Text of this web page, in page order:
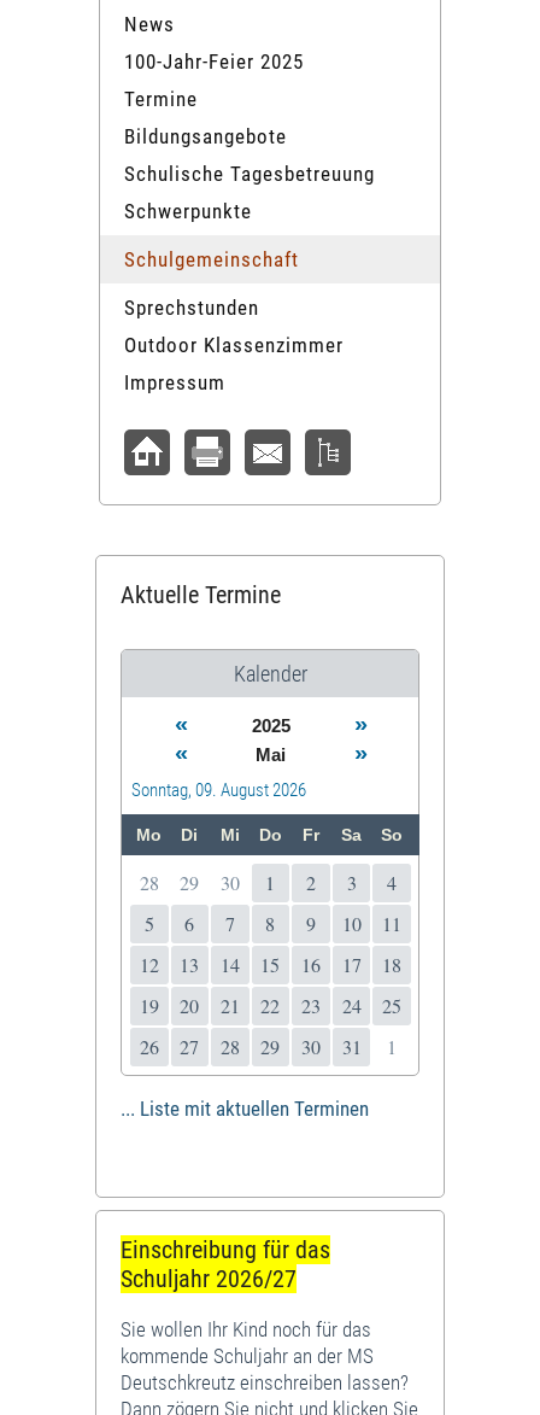
News
100-Jahr-Feier 2025
Termine
Bildungsangebote
Schulische Tagesbetreuung
Schwerpunkte
Schulgemeinschaft
Sprechstunden
Outdoor Klassenzimmer
Impressum
Aktuelle Termine
Kalender
« 2025
»
«
Mai »
Sonntag, 09. August 2026
Mo Di Mi Do Fr Sa So
28 29 30 1 2 3
4
5
6 7 8 9 10
11
12
13 14 15 16 17
18
19
20 21 22 23 24
25
26
27 28 29 30 31 1
... Liste mit aktuellen Terminen
Einschreibung für das
Schuljahr 2026/27
Sie wollen Ihr Kind noch für das
kommende Schuljahr an der MS
Deutschkreutz einschreiben lassen?
Dann zögern Sie nicht und klicken Sie